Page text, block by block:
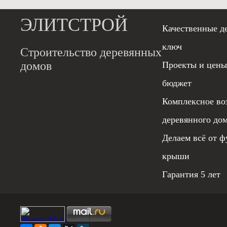
ЭЛИТСТРОЙ
Строительство деревянных
домов
Качественные
ключ
Проекты и
бюджет
Комплексное
деревянного
Делаем всё от
крыши
Гарантия 5 лет